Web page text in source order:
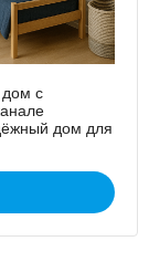
дом с
дом для